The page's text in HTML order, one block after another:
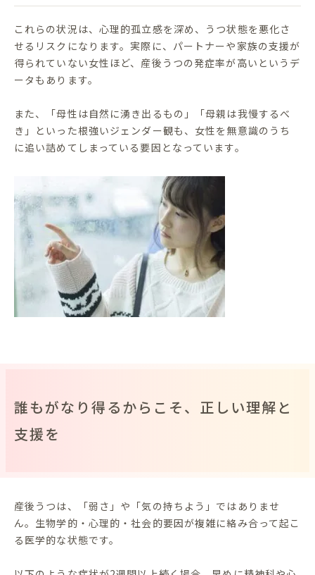
これらの状況は、心理的孤立感を深め、うつ状態を悪化さ
せるリスクになります。実際に、パートナーや家族の支援が
得られていない女性ほど、産後うつの発症率が高いというデ
ータもあります。
また、「母性は自然に湧き出るもの」「母親は我慢するべ
き」といった根強いジェンダー観も、女性を無意識のうち
に追い詰めてしまっている要因となっています。
誰もがなり得るからこそ、正しい理解と
支援を
産後うつは、「弱さ」や「気の持ちよう」ではありませ
ん。生物学的・心理的・社会的要因が複雑に絡み合って起こ
る医学的な状態です。